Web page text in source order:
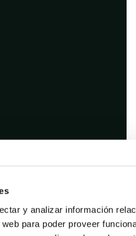
y analizar información
para poder proveer